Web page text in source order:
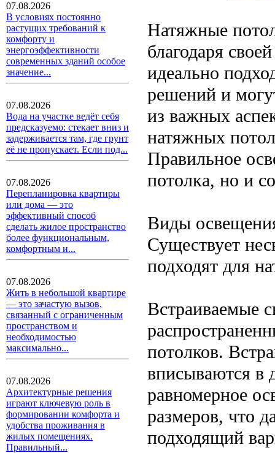
07.08.2026
В условиях постоянно
растущих требований к
комфорту и
энергоэффективности
современных зданий особое
значение...
07.08.2026
Вода на участке ведёт себя
предсказуемо: стекает вниз и
задерживается там, где грунт
её не пропускает. Если под...
07.08.2026
Перепланировка квартиры
или дома — это
эффективный способ
сделать жилое пространство
более функциональным,
комфортным и...
07.08.2026
Жить в небольшой квартире
— это зачастую вызов,
связанный с ограниченным
пространством и
необходимостью
максимально...
07.08.2026
Архитектурные решения
играют ключевую роль в
формировании комфорта и
удобства проживания в
жилых помещениях.
Правильный...
Натяжные
благодаря
идеально
решений и
из важных
натяжных
Правильное
потолка, но и
Виды
Существует
подходят для
Встраиваемые
потолков.
вписываются в
равномерное
размеров, что
подходящий